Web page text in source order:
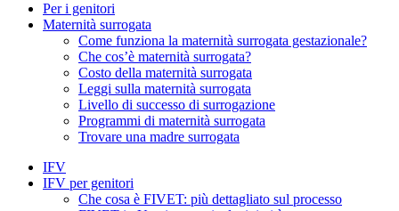
Per i genitori
Maternità surrogata
Come funziona la maternità surrogata gestazionale?
Che cos’è maternità surrogata?
Costo della maternità surrogata
Leggi sulla maternità surrogata
Livello di successo di surrogazione
Programmi di maternità surrogata
Trovare una madre surrogata
IFV
IFV per genitori
Che cosa è FIVET: più dettagliato sul processo